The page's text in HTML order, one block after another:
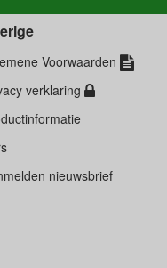
Voorwaarden
verklaring
nieuwsbrief